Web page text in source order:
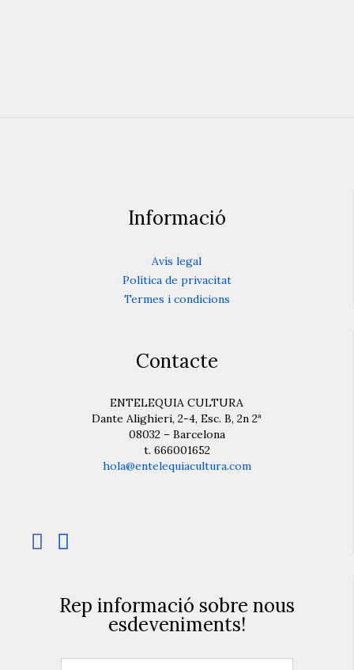
Informació
Avís legal
Política de privacitat
Termes i condicions
Contacte
ENTELEQUIA CULTURA
Dante Alighieri, 2-4, Esc. B, 2n 2ª
08032 – Barcelona
t. 666001652
hola@entelequiacultura.com
 
Rep informació sobre nous
esdeveniments!